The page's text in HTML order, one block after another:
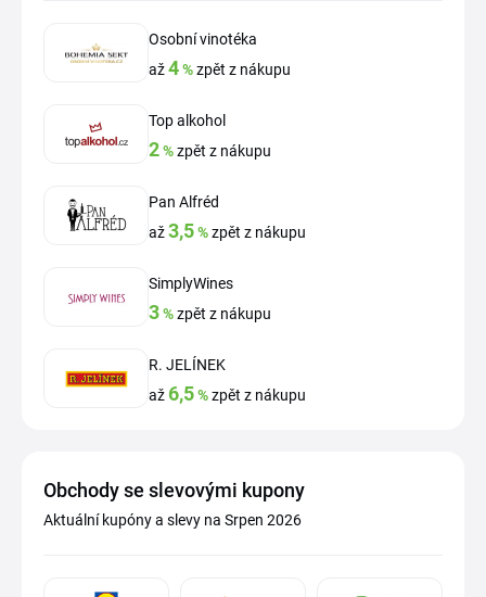
Osobní vinotéka
až4%zpět z nákupu
Top alkohol
2%zpět z nákupu
Pan Alfréd
až3,5%zpět z nákupu
SimplyWines
3%zpět z nákupu
R. JELÍNEK
až 6,5%zpět z nákupu
Obchody se slevovými kupony
Aktuální kupóny a slevy na Srpen 2026